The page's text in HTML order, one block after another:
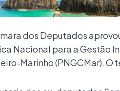
dos Deputados
Nacional para a Gestão
Marinho (PNGCMar). O